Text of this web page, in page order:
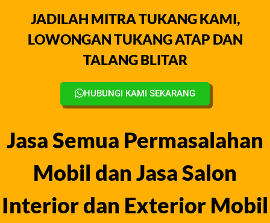
JADILAH MITRA TUKANG KAMI,
LOWONGAN TUKANG ATAP DAN
TALANG BLITAR
HUBUNGI KAMI SEKARANG
Jasa Semua Permasalahan
Mobil dan Jasa Salon
Interior dan Exterior Mobil